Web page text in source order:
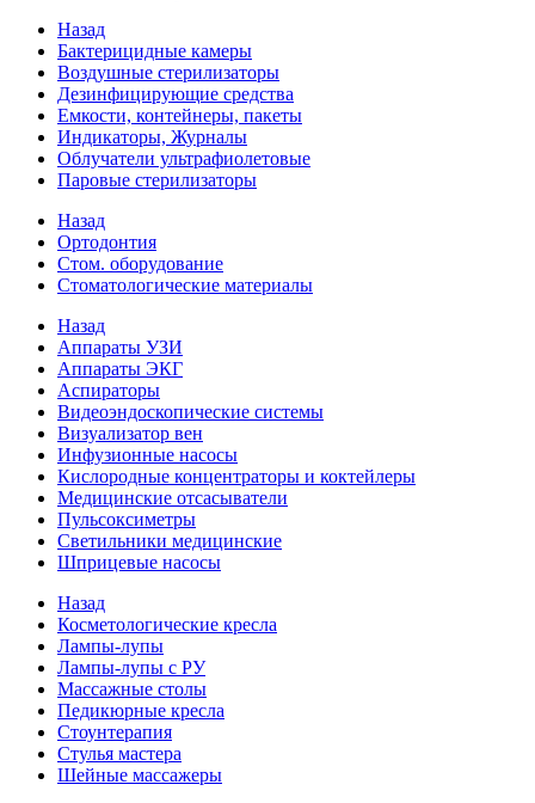
Назад
Бактерицидные камеры
Воздушные стерилизаторы
Дезинфицирующие средства
Емкости, контейнеры, пакеты
Индикаторы, Журналы
Облучатели ультрафиолетовые
Паровые стерилизаторы
Назад
Ортодонтия
Стом. оборудование
Стоматологические материалы
Назад
Аппараты УЗИ
Аппараты ЭКГ
Аспираторы
Видеоэндоскопические системы
Визуализатор вен
Инфузионные насосы
Кислородные концентраторы и коктейлеры
Медицинские отсасыватели
Пульсоксиметры
Светильники медицинские
Шприцевые насосы
Назад
Косметологические кресла
Лампы-лупы
Лампы-лупы с РУ
Массажные столы
Педикюрные кресла
Стоунтерапия
Стулья мастера
Шейные массажеры